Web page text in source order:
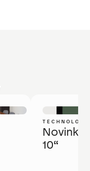
Novinka:
10“